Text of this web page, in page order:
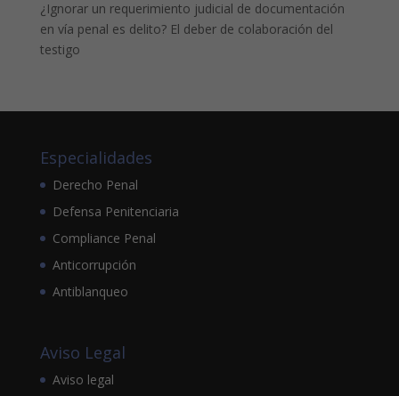
¿Ignorar un requerimiento judicial de documentación
en vía penal es delito? El deber de colaboración del
testigo
Especialidades
Derecho Penal
Defensa Penitenciaria
Compliance Penal
Anticorrupción
Antiblanqueo
Aviso Legal
Aviso legal